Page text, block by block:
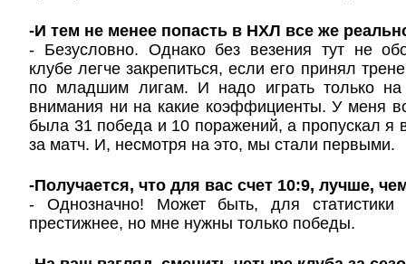
-И тем не менее попасть в НХЛ все же
- Безусловно. Однако без везения тут не
клубе легче закрепиться, если его принял
по младшим лигам. И надо играть только
внимания ни на какие коэффициенты. У меня
была 31 победа и 10 поражений, а пропускал
за матч. И, несмотря на это, мы стали первыми.
-Получается, что для вас счет 10:9, лучше,
- Однозначно! Может быть, для статистики
престижнее, но мне нужны только победы.